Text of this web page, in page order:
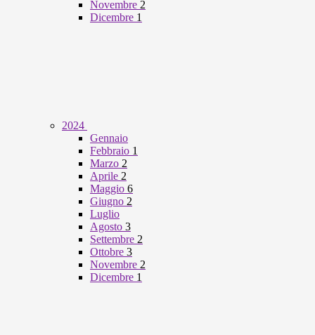
Novembre 2
Dicembre 1
2024
Gennaio
Febbraio 1
Marzo 2
Aprile 2
Maggio 6
Giugno 2
Luglio
Agosto 3
Settembre 2
Ottobre 3
Novembre 2
Dicembre 1